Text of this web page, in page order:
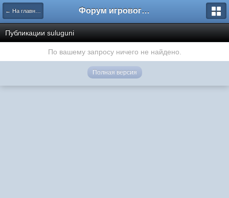
← На главную Форум игрового проекта Riverrise
Публикации suluguni
По вашему запросу ничего не найдено.
Полная версия